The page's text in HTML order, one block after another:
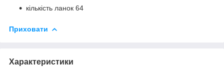
кількість ланок 64
Приховати
Характеристики